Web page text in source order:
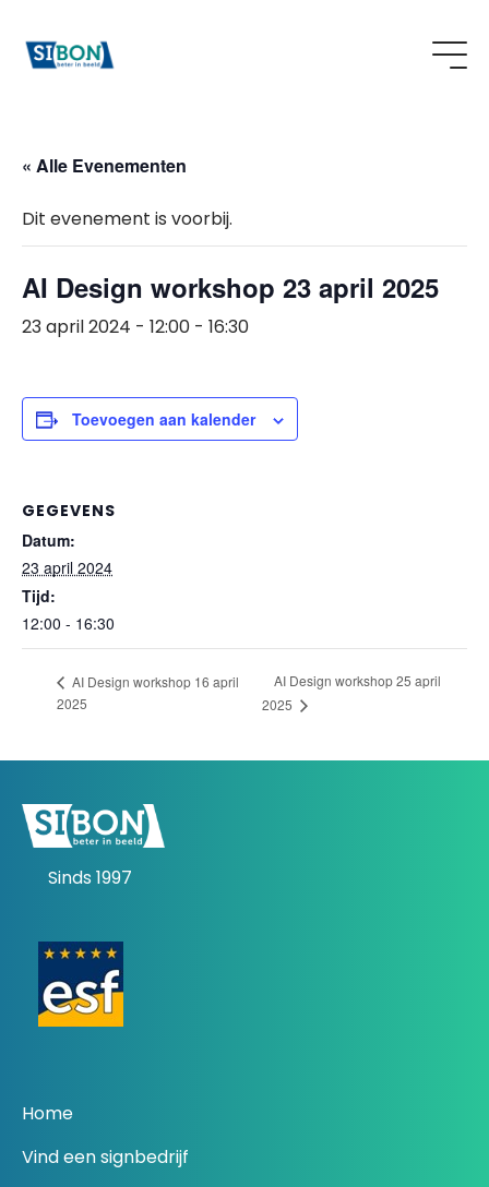
« Alle Evenementen
Dit evenement is voorbij.
AI Design workshop 23 april 2025
23 april 2024 - 12:00 - 16:30
Toevoegen aan kalender
GEGEVENS
Datum:
23 april 2024
Tijd:
12:00 - 16:30
AI Design workshop 16 april
2025
AI Design workshop 25 april
2025
Sinds 1997
Home
Vind een signbedrijf